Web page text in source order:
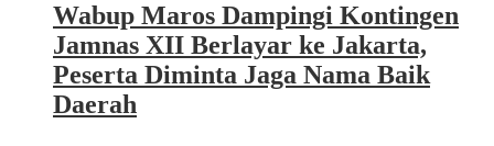
Wabup Maros Dampingi Kontingen
Jamnas XII Berlayar ke Jakarta,
Peserta Diminta Jaga Nama Baik
Daerah